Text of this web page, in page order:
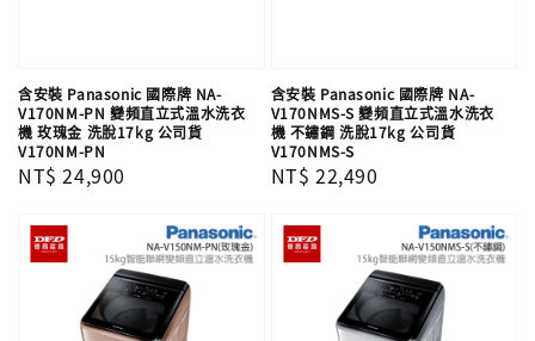
含安裝 Panasonic 國際牌 NA-
V170NM-PN 變頻直立式溫水洗衣
機 玫瑰金 洗脫17kg 公司貨
V170NM-PN
Regular
NT$ 24,900
含安裝 Panasonic 國際牌 NA-
V170NMS-S 變頻直立式溫水洗衣
機 不鏽鋼 洗脫17kg 公司貨
V170NMS-S
Regular
NT$ 22,490